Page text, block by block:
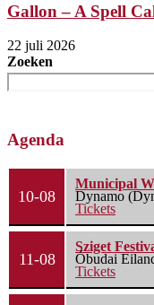
Gallon – A Spell
22 juli 2026
Zoeken
Agenda
10-08
Municipal
Dynamo
Tickets
11-08
Sziget
Óbudai
Tickets